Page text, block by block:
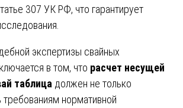
307 УК РФ, что гарантирует
экспертизы свайных
в том, что расчет несущей
таблица должен не только
требованиям нормативной